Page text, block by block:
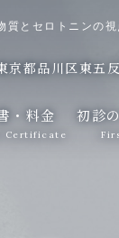
質とセロトニンの
京都品川区東五
・料金
Certificate
初診